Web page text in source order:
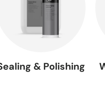
& Polishing